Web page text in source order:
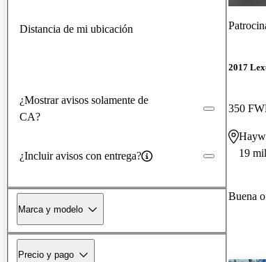
Distancia de mi ubicación
¿Mostrar avisos solamente de
CA?
¿Incluir avisos con entrega?
Marca y modelo
Precio y pago
2017
350
19
Buena